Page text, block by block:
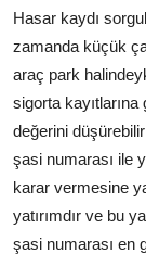
Multimedya &
Hasar kaydı
zamanda küçük
araç park
sigorta
değerini
şasi numarası ile
karar vermesine
yatırımdır ve bu
şasi numarası en